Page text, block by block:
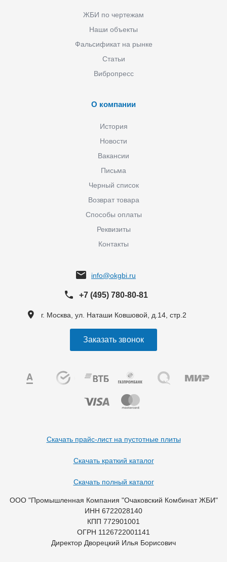
ЖБИ по чертежам
Наши объекты
Фальсификат на рынке
Статьи
Вибропресс
О компании
История
Новости
Вакансии
Письма
Черный список
Возврат товара
Способы оплаты
Реквизиты
Контакты
info@okgbi.ru
+7 (495) 780-80-81
г. Москва, ул. Наташи Ковшовой, д.14, стр.2
Заказать звонок
Скачать прайс-лист на пустотные плиты
Скачать краткий каталог
Скачать полный каталог
ООО "Промышленная Компания "Очаковский Комбинат ЖБИ"
ИНН 6722028140
КПП 772901001
ОГРН 1126722001141
Директор Дворецкий Илья Борисович